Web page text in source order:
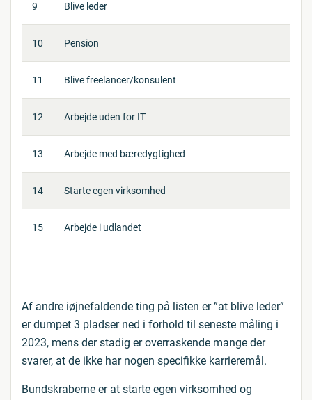
9 Blive leder
10 Pension
11 Blive freelancer/konsulent
12 Arbejde uden for IT
13 Arbejde med bæredygtighed
14 Starte egen virksomhed
15 Arbejde i udlandet
Af andre iøjnefaldende ting på listen er ”at blive leder”
er dumpet 3 pladser ned i forhold til seneste måling i
2023, mens der stadig er overraskende mange der
svarer, at de ikke har nogen specifikke karrieremål.
Bundskraberne er at starte egen virksomhed og